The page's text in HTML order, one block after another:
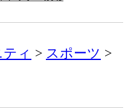
ィ
スポーツ